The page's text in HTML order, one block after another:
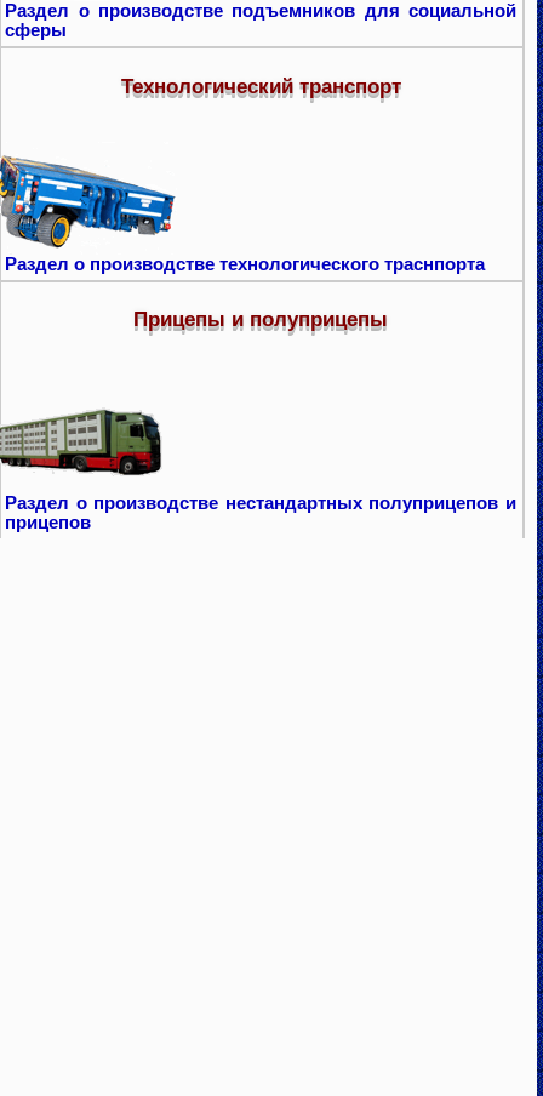
Раздел о производстве подъемников для социальной
сферы
Технологический транспорт
Раздел о производстве технологического траснпорта
Прицепы и полуприцепы
Раздел о производстве нестандартных полуприцепов и
прицепов